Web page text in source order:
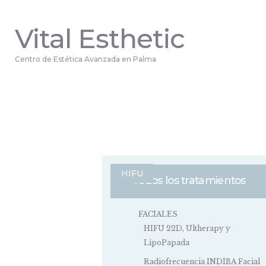
Vital Esthetic
Centro de Estética Avanzada en Palma
HIFU
Todos los tratamientos
FACIALES
HIFU 22D, Ultherapy y
LipoPapada
Radiofrecuencia INDIBA Facial